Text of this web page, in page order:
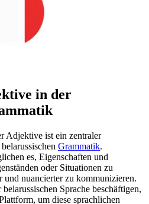
in der
Adjektive ist ein zentraler
Grammatik.
es, Eigenschaften und
oder Situationen zu
und nuancierter zu kommunizieren.
Sprache beschäftigen,
um diese sprachlichen